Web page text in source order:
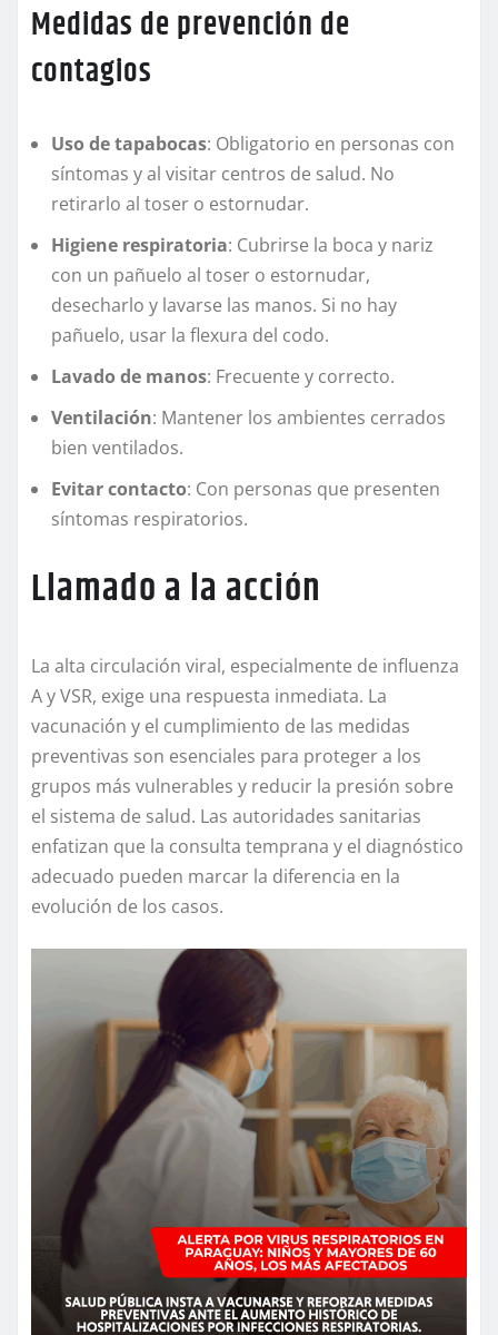
Medidas de prevención de
contagios
Uso de tapabocas: Obligatorio en personas con
síntomas y al visitar centros de salud. No
retirarlo al toser o estornudar.
Higiene respiratoria: Cubrirse la boca y nariz
con un pañuelo al toser o estornudar,
desecharlo y lavarse las manos. Si no hay
pañuelo, usar la flexura del codo.
Lavado de manos: Frecuente y correcto.
Ventilación: Mantener los ambientes cerrados
bien ventilados.
Evitar contacto: Con personas que presenten
síntomas respiratorios.
Llamado a la acción
La alta circulación viral, especialmente de influenza
A y VSR, exige una respuesta inmediata. La
vacunación y el cumplimiento de las medidas
preventivas son esenciales para proteger a los
grupos más vulnerables y reducir la presión sobre
el sistema de salud. Las autoridades sanitarias
enfatizan que la consulta temprana y el diagnóstico
adecuado pueden marcar la diferencia en la
evolución de los casos.